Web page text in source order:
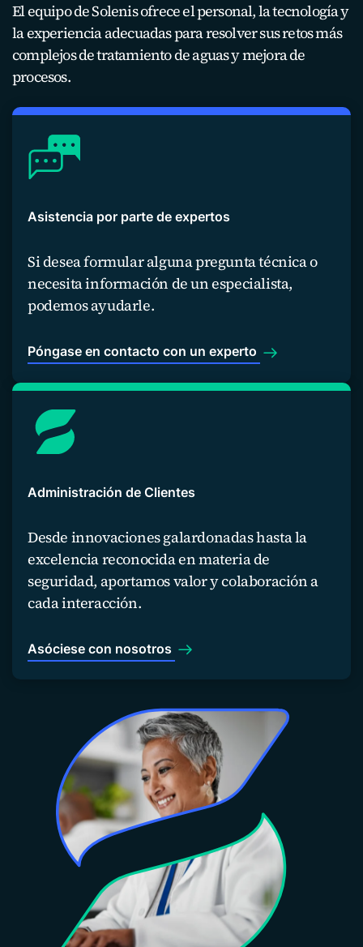
El equipo de Solenis ofrece el personal, la tecnología y
la experiencia adecuadas para resolver sus retos más
complejos de tratamiento de aguas y mejora de
procesos.
Asistencia por parte de expertos
Si desea formular alguna pregunta técnica o
necesita información de un especialista,
podemos ayudarle.
Póngase en contacto con un experto
Administración de Clientes
Desde innovaciones galardonadas hasta la
excelencia reconocida en materia de
seguridad, aportamos valor y colaboración a
cada interacción.
Asóciese con nosotros